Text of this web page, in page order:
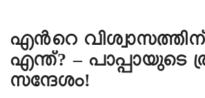
എൻറെ വിശ്വാസത്തിന്
എന്ത്? – പാപ്പായുടെ
സന്ദേശം!